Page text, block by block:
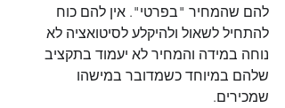
להם שהמחיר "בפרטי". אין להם כוח
להתחיל לשאול ולהיקלע לסיטואציה לא
נוחה במידה והמחיר לא יעמוד בתקציב
שלהם במיוחד כשמדובר במישהו
שמכירים.